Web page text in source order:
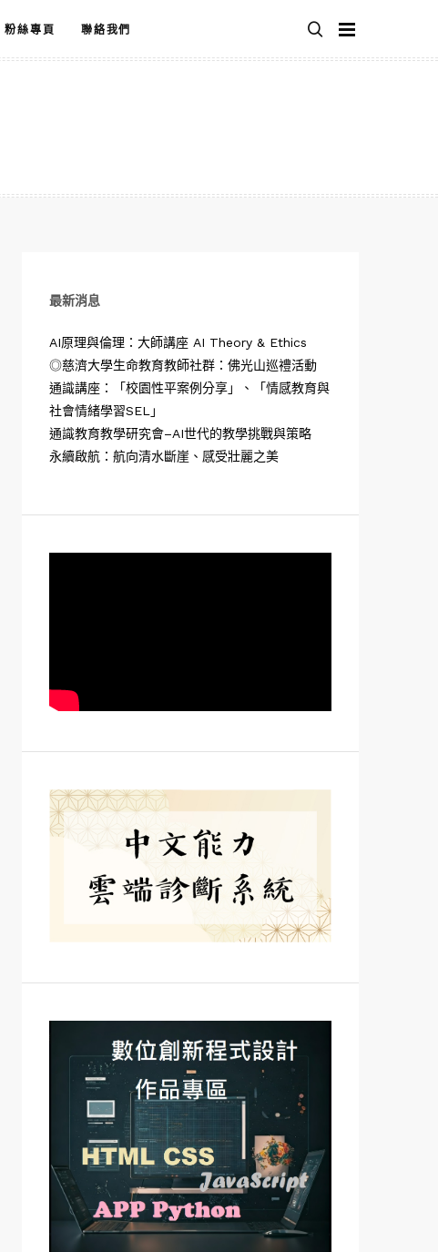
粉絲專頁 聯絡我們
最新消息
AI原理與倫理：大師講座 AI Theory & Ethics
◎慈濟大學生命教育教師社群：佛光山巡禮活動
通識講座：「校園性平案例分享」、「情感教育與
社會情緒學習SEL」
通識教育教學研究會–AI世代的教學挑戰與策略
永續啟航：航向清水斷崖、感受壯麗之美